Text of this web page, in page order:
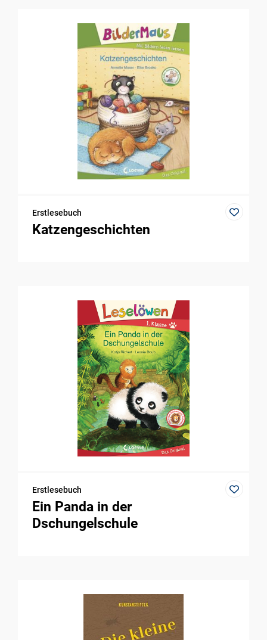
Erstlesebuch
Katzengeschichten
Erstlesebuch
Ein Panda in der
Dschungelschule